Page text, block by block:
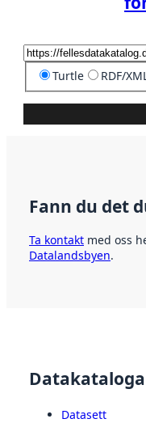
Turtle RDF/
Fann du det
Ta kontakt med oss
Datalandsbyen.
Datasett